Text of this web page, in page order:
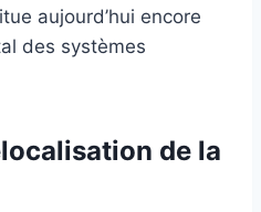
aujourd’hui encore
des systèmes
de la